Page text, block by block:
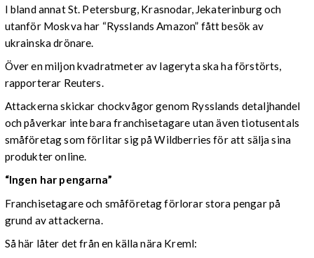
I bland annat St. Petersburg, Krasnodar, Jekaterinburg och
utanför Moskva har “Rysslands Amazon” fått besök av
ukrainska drönare.
Över en miljon kvadratmeter av lageryta ska ha förstörts,
rapporterar Reuters.
Attackerna skickar chockvågor genom Rysslands detaljhandel
och påverkar inte bara franchisetagare utan även tiotusentals
småföretag som förlitar sig på Wildberries för att sälja sina
produkter online.
“Ingen har pengarna”
Franchisetagare och småföretag förlorar stora pengar på
grund av attackerna.
Så här låter det från en källa nära Kreml: